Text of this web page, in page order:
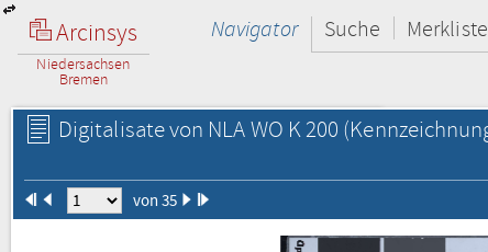
Arcinsys
Niedersachsen
Bremen
Navigator Suche Merkliste
Digitalisate von NLA WO K 200
von 35